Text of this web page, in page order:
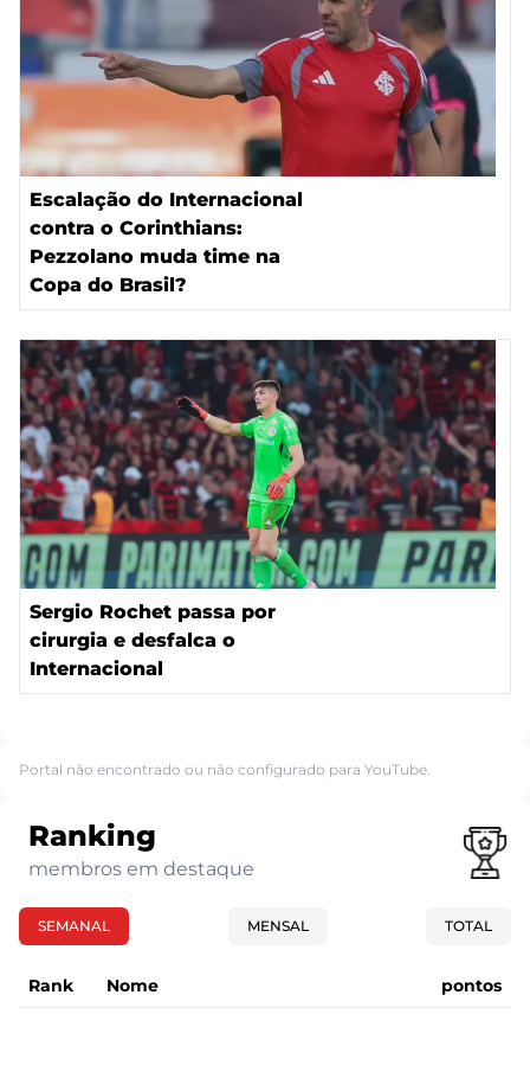
Escalação do Internacional
contra o Corinthians:
Pezzolano muda time na
Copa do Brasil?
Sergio Rochet passa por
cirurgia e desfalca o
Internacional
Portal não encontrado ou não configurado para YouTube.
Ranking
membros em destaque
SEMANAL MENSAL TOTAL
Rank Nome pontos